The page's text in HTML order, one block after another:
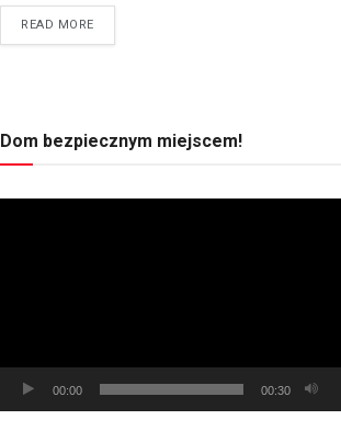
READ MORE
Dom bezpiecznym miejscem!
00:00 00:30